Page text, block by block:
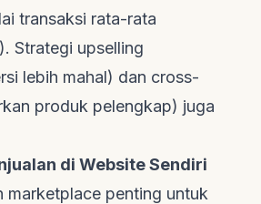
transaksi rata-rata
Strategi upselling
lebih mahal) dan cross-
produk pelengkap) juga
di Website Sendiri
marketplace penting untuk